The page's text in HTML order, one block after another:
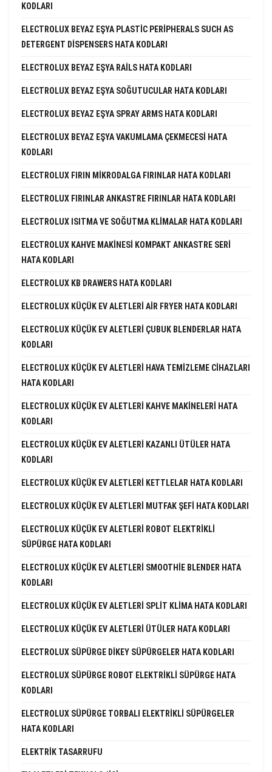
KODLARI
ELECTROLUX BEYAZ EŞYA PLASTIC PERIPHERALS SUCH AS
DETERGENT DISPENSERS HATA KODLARI
ELECTROLUX BEYAZ EŞYA RAILS HATA KODLARI
ELECTROLUX BEYAZ EŞYA SOĞUTUCULAR HATA KODLARI
ELECTROLUX BEYAZ EŞYA SPRAY ARMS HATA KODLARI
ELECTROLUX BEYAZ EŞYA VAKUMLAMA ÇEKMECESI HATA
KODLARI
ELECTROLUX FIRIN MIKRODALGA FIRINLAR HATA KODLARI
ELECTROLUX FIRINLAR ANKASTRE FIRINLAR HATA KODLARI
ELECTROLUX ISITMA VE SOĞUTMA KLIMALAR HATA KODLARI
ELECTROLUX KAHVE MAKINESI KOMPAKT ANKASTRE SERI
HATA KODLARI
ELECTROLUX KB DRAWERS HATA KODLARI
ELECTROLUX KÜÇÜK EV ALETLERI AIR FRYER HATA KODLARI
ELECTROLUX KÜÇÜK EV ALETLERI ÇUBUK BLENDERLAR HATA
KODLARI
ELECTROLUX KÜÇÜK EV ALETLERI HAVA TEMIZLEME CIHAZLARI
HATA KODLARI
ELECTROLUX KÜÇÜK EV ALETLERI KAHVE MAKINELERI HATA
KODLARI
ELECTROLUX KÜÇÜK EV ALETLERI KAZANLI ÜTÜLER HATA
KODLARI
ELECTROLUX KÜÇÜK EV ALETLERI KETTLELAR HATA KODLARI
ELECTROLUX KÜÇÜK EV ALETLERI MUTFAK ŞEFI HATA KODLARI
ELECTROLUX KÜÇÜK EV ALETLERI ROBOT ELEKTRIKLI
SÜPÜRGE HATA KODLARI
ELECTROLUX KÜÇÜK EV ALETLERI SMOOTHIE BLENDER HATA
KODLARI
ELECTROLUX KÜÇÜK EV ALETLERI SPLIT KLIMA HATA KODLARI
ELECTROLUX KÜÇÜK EV ALETLERI ÜTÜLER HATA KODLARI
ELECTROLUX SÜPÜRGE DIKEY SÜPÜRGELER HATA KODLARI
ELECTROLUX SÜPÜRGE ROBOT ELEKTRIKLI SÜPÜRGE HATA
KODLARI
ELECTROLUX SÜPÜRGE TORBALI ELEKTRIKLI SÜPÜRGELER
HATA KODLARI
ELEKTRIK TASARRUFU